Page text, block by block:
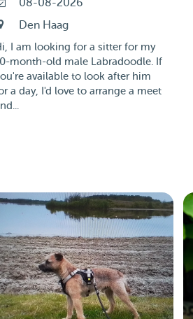
08-08-2026
Den Haag
I am looking for a sitter for my
month-old male Labradoodle. If
available to look after him
a day, I'd love to arrange a meet